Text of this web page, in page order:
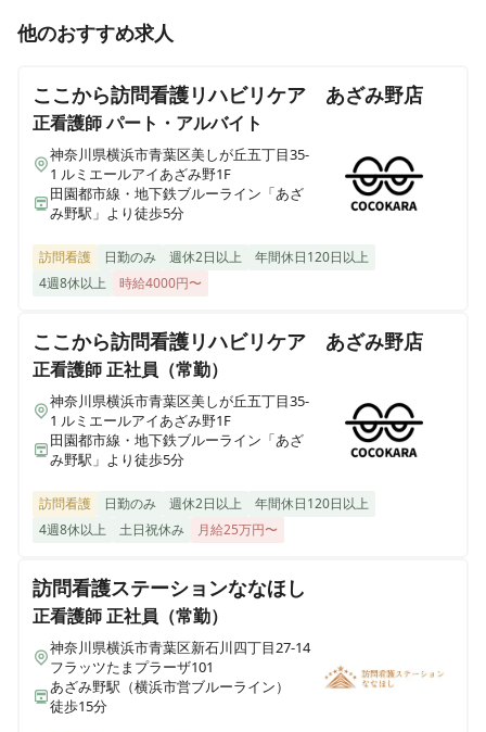
千葉県船橋市旭町1-25-15
ALSOK介護 サービス付き高齢者向け住宅 アミカの郷流
山おおたかの森
千葉県流山市おおたかの森西1-23-3
ALSOK介護 サービス付き高齢者向け住宅(有料老人ホー
ム） アミカの郷草加谷塚
ALSOK介護 さいたま訪問看護ステーション
埼玉県さいたま市大宮区三橋2-794-2
ALSOK介護 ショートステイ みんなの家・西東京
ALSOK介護 ショートステイ みんなの家・川越新河岸
埼玉県川越市砂870-4
ALSOK介護 ショートステイ みんなの家・大宮吉野町
正看護師 正社員（常勤）
＜横浜市青葉区美しが丘＞夜勤なし/オンコールあり！
他のおすすめ求人
ここから訪問看護リハビリケア あざみ野店
正看護師パート・アルバイト
神奈川県横浜市青葉区美しが丘五丁目35-
1 ルミエールアイあざみ野1F
田園都市線・地下鉄ブルーライン「あざ
み野駅」より徒歩5分
訪問看護 日勤のみ 週休2日以上
年間休日120日以上
4週8休以上
時給4000円〜
ここから訪問看護リハビリケア あざみ野店
正看護師正社員（常勤）
神奈川県横浜市青葉区美しが丘五丁目35-
1 ルミエールアイあざみ野1F
田園都市線・地下鉄ブルーライン「あざ
み野駅」より徒歩5分
訪問看護 日勤のみ 週休2日以上
年間休日120日以上
4週8休以上
土日祝休み 月給25万円〜
訪問看護ステーションななほし
正看護師正社員（常勤）
神奈川県横浜市青葉区新石川四丁目27-14
フラッツたまプラーザ101
あざみ野駅（横浜市営ブルーライン）
徒歩15分